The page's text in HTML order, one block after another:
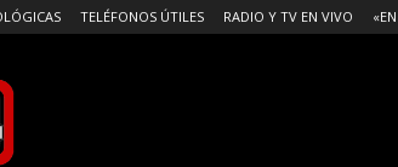
TELÉFONOS ÚTILES RADIO Y TV EN VIVO